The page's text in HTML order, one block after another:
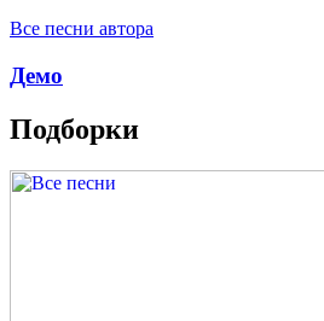
Все песни автора
Демо
Подборки